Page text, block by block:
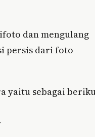
dan mengulang
persis dari foto
yaitu sebagai